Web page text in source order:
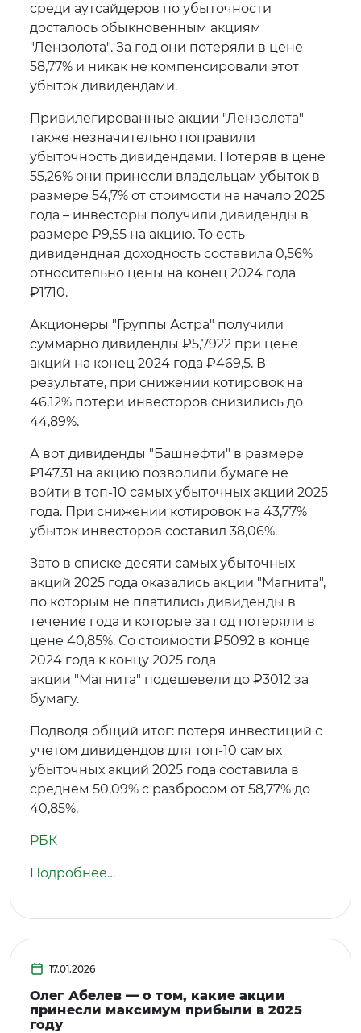
среди аутсайдеров по убыточности
досталось обыкновенным акциям
"Лензолота". За год они потеряли в цене
58,77% и никак не компенсировали этот
убыток дивидендами.
Привилегированные акции "Лензолота"
также незначительно поправили
убыточность дивидендами. Потеряв в цене
55,26% они принесли владельцам убыток в
размере 54,7% от стоимости на начало 2025
года – инвесторы получили дивиденды в
размере ₽9,55 на акцию. То есть
дивидендная доходность составила 0,56%
относительно цены на конец 2024 года
₽1710.
Акционеры "Группы Астра" получили
суммарно дивиденды ₽5,7922 при цене
акций на конец 2024 года ₽469,5. В
результате, при снижении котировок на
46,12% потери инвесторов снизились до
44,89%.
А вот дивиденды "Башнефти" в размере
₽147,31 на акцию позволили бумаге не
войти в топ-10 самых убыточных акций 2025
года. При снижении котировок на 43,77%
убыток инвесторов составил 38,06%.
Зато в списке десяти самых убыточных
акций 2025 года оказались акции "Магнита",
по которым не платились дивиденды в
течение года и которые за год потеряли в
цене 40,85%. Со стоимости ₽5092 в конце
2024 года к концу 2025 года
акции "Магнита" подешевели до ₽3012 за
бумагу.
Подводя общий итог: потеря инвестиций с
учетом дивидендов для топ-10 самых
убыточных акций 2025 года составила в
среднем 50,09% с разбросом от 58,77% до
40,85%.
РБК
Подробнее…
17.01.2026
Олег Абелев — о том, какие акции
принесли максимум прибыли в 2025
году